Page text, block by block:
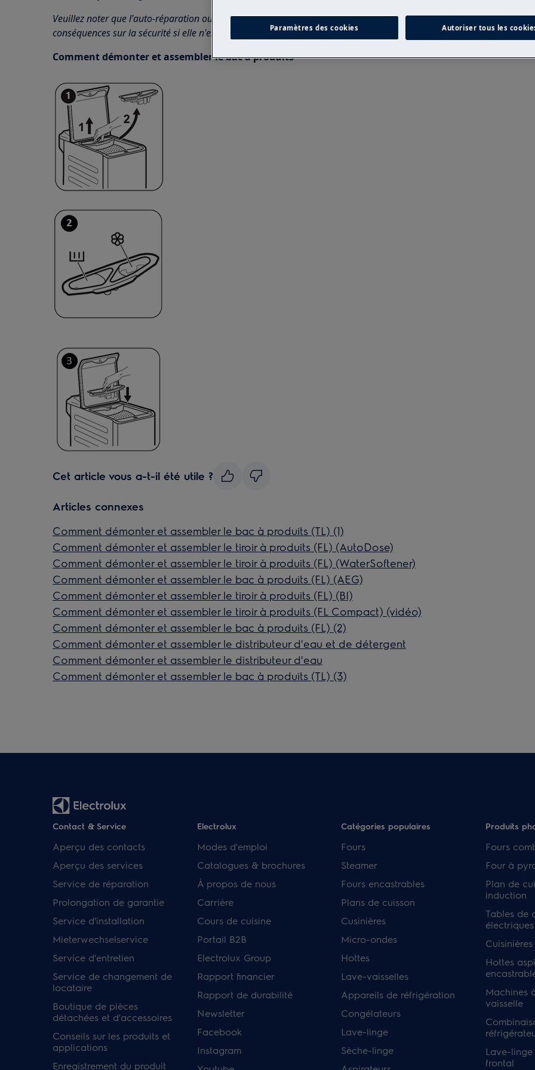
Veuillez noter que l'auto-réparation ou la réparation non professionnelle peut avoir des
conséquences sur la sécurité si elle n'est pas effectuée correctement
Comment démonter et assembler le bac à produits
Cet article vous a-t-il été utile ?
Articles connexes
Comment démonter et assembler le bac à produits (TL) (1)
Comment démonter et assembler le tiroir à produits (FL) (AutoDose)
Comment démonter et assembler le tiroir à produits (FL) (WaterSoftener)
Comment démonter et assembler le bac à produits (FL) (AEG)
Comment démonter et assembler le tiroir à produits (FL) (BI)
Comment démonter et assembler le tiroir à produits (FL Compact) (vidéo)
Comment démonter et assembler le bac à produits (FL) (2)
Comment démonter et assembler le distributeur d'eau et de détergent
Comment démonter et assembler le distributeur d'eau
Comment démonter et assembler le bac à produits (TL) (3)
Contact & Service
Aperçu des contacts
Aperçu des services
Service de réparation
Prolongation de garantie
Service d'installation
Mieterwechselservice
Service d'entretien
Service de changement de
locataire
Boutique de pièces
détachées et d'accessoires
Conseils sur les produits et
applications
Enregistrement du produit
Electrolux
Modes d'emploi
Catalogues & brochures
À propos de nous
Carrière
Cours de cuisine
Portail B2B
Electrolux Group
Rapport financier
Rapport de durabilité
Newsletter
Facebook
Instagram
Catégories populaires
Fours
Steamer
Fours encastrables
Plans de cuisson
Cusinières
Micro-ondes
Hottes
Lave-vaisselles
Appareils de réfrigération
Congélateurs
Lave-linge
Sèche-linge
Produits
Fours
Four à
Plan de
induction
Tables de
électriques
Hottes
Machines
vaisselle
Lave-
frontal
Paramètres des cookies Autoriser tous les